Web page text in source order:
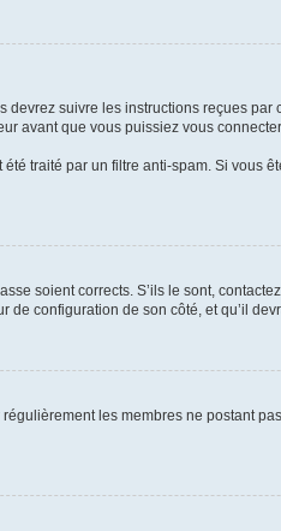
devrez suivre les instructions reçues
avant que vous puissiez vous
traité par un filtre anti-spam. Si vous
soient corrects. S’ils le sont,
configuration de son côté, et qu’il
les membres ne postant